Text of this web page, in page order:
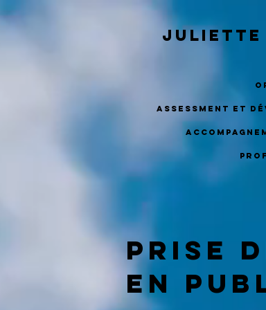
Juliette
assessment et
prise
en